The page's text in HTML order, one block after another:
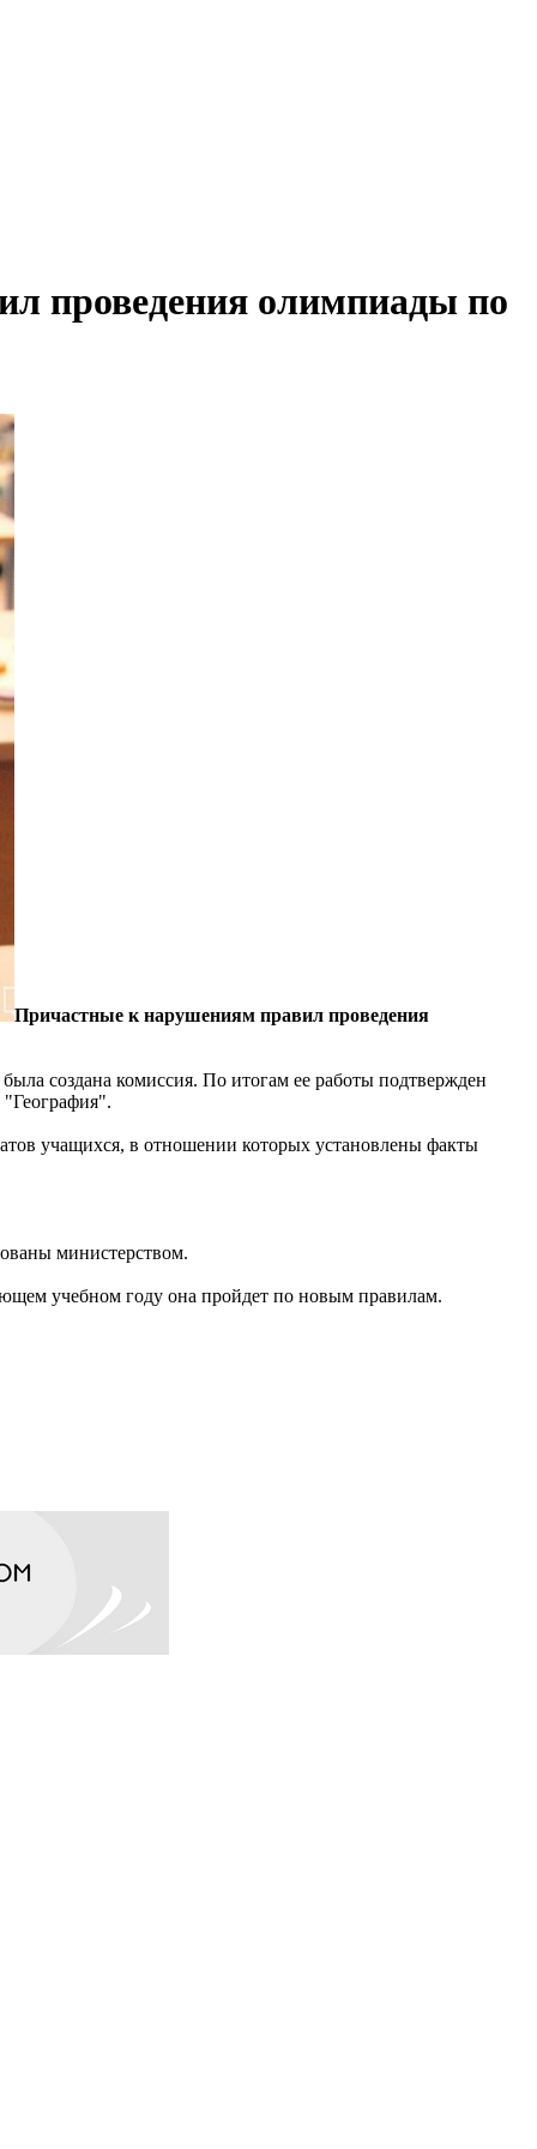
проведения олимпиады по
Причастные к нарушениям правил проведения
была создана комиссия. По итогам ее работы подтвержден
учащихся, в отношении которых установлены факты
министерством.
учебном году она пройдет по новым правилам.